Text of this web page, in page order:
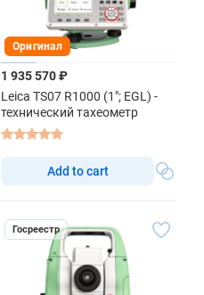
Оригинал
1 935 570 ₽
Leica TS07 R1000 (1"; EGL) -
технический тахеометр
Add to cart
Госреестр